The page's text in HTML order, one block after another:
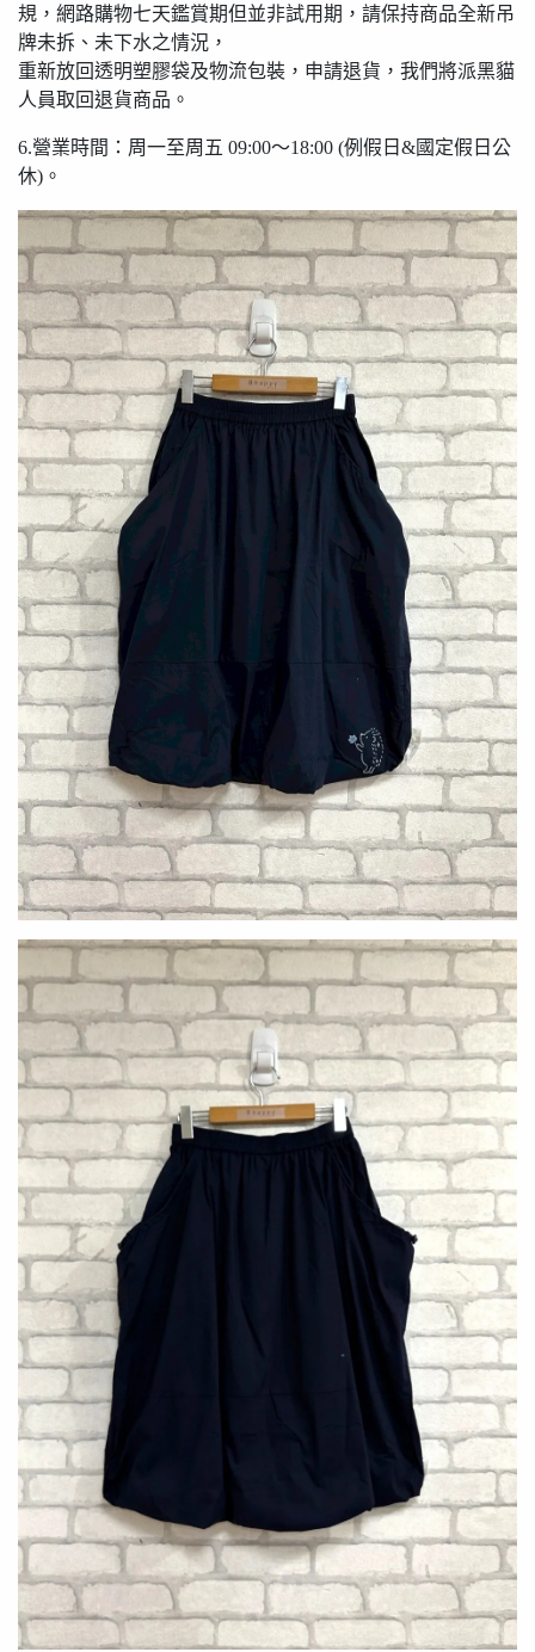
規，網路購物七天鑑賞期但並非試用期，請保持商品全新吊
牌未拆、未下水之情況，
重新放回透明塑膠袋及物流包裝，申請退貨，我們將派黑貓
人員取回退貨商品。
6.營業時間：周一至周五 09:00〜18:00 (例假日&國定假日公
休)。